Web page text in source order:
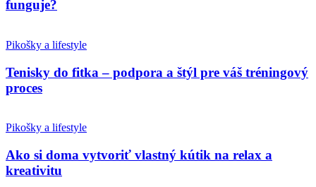
funguje?
Pikošky a lifestyle
Tenisky do fitka – podpora a štýl pre váš tréningový
proces
Pikošky a lifestyle
Ako si doma vytvoriť vlastný kútik na relax a
kreativitu